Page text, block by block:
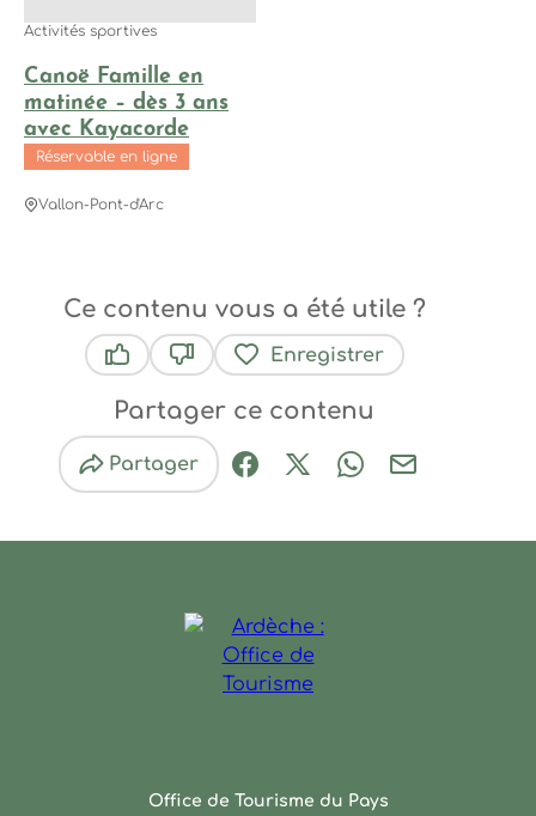
Canoë Famille en
matinée – dès 3 ans
avec Kayacorde
Activités sportives
Réservable en ligne
Vallon-Pont-d'Arc
Ce contenu vous a été utile ?
Enregistrer
Partager ce contenu
Partager
Partager sur Facebook
Partager sur X / Twitter
Partager sur
Partager par
Office de Tourisme du Pays